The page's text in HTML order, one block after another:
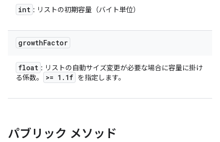
int : リストの初期容量（バイト単位）
growthFactor
float : リストの自動サイズ変更が必要な場合に容量に掛け
る係数。
>= 1 . 1f を指定します。
パブリック メソッド